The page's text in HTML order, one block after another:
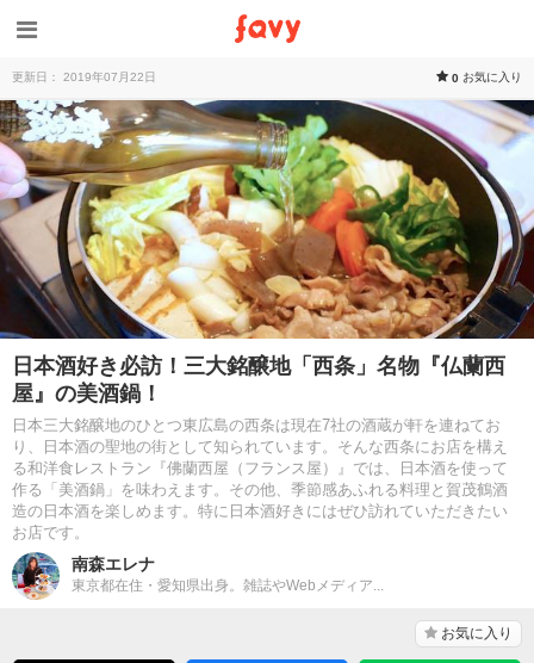
更新日： 2019年07月22日 0 お気に入り
日本酒好き必訪！三大銘醸地「西条」名物『仏蘭西
屋』の美酒鍋！
日本三大銘醸地のひとつ東広島の西条は現在7社の酒蔵が軒を連ねてお
り、日本酒の聖地の街として知られています。そんな西条にお店を構え
る和洋食レストラン『佛蘭西屋（フランス屋）』では、日本酒を使って
作る「美酒鍋」を味わえます。その他、季節感あふれる料理と賀茂鶴酒
造の日本酒を楽しめます。特に日本酒好きにはぜひ訪れていただきたい
お店です。
南森エレナ
東京都在住・愛知県出身。雑誌やWebメディア...
お気に入り